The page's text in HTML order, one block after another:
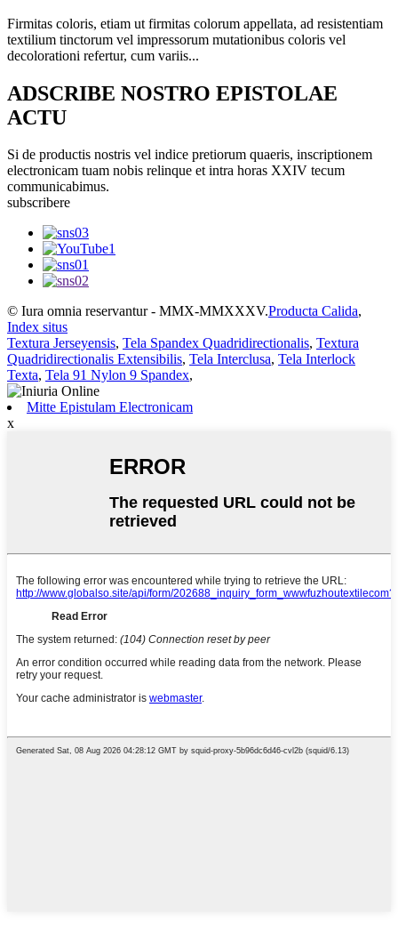
Firmitas coloris, etiam ut firmitas colorum appellata, ad resistentiam
textilium tinctorum vel impressorum mutationibus coloris vel
decolorationi refertur, cum variis...
ADSCRIBE NOSTRO EPISTOLAE
ACTU
Si de productis nostris vel indice pretiorum quaeris, inscriptionem
electronicam tuam nobis relinque et intra horas XXIV tecum
communicabimus.
subscribere
© Iura omnia reservantur - MMX-MMXXXV.Producta Calida,
Index situs
Textura Jerseyensis, Tela Spandex Quadridirectionalis, Textura
Quadridirectionalis Extensibilis, Tela Interclusa, Tela Interlock
Texta, Tela 91 Nylon 9 Spandex,
Mitte Epistulam Electronicam
x